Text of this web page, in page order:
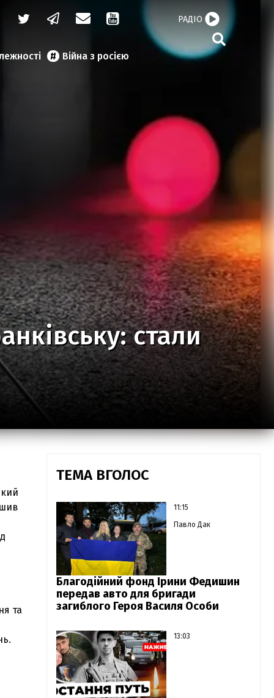
Війна з росією
РАДІО
стали
та
ТЕМА ВГОЛОС
11:15
Павло Дак
Благодійний фонд Ірини Федишин
передав авто для бригади
загиблого Героя Василя Особи
13:03